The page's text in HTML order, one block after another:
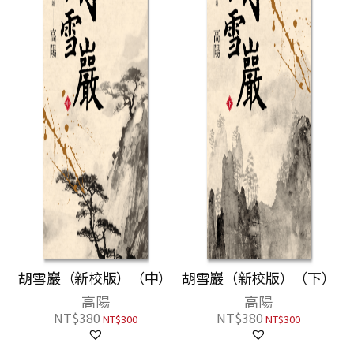
胡雪巖（新校版）（中）
高陽
NT$380NT$300
胡雪巖（新校版）（下）
高陽
NT$380NT$300